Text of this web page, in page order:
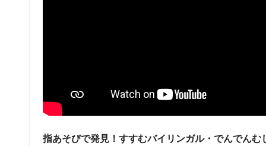
指あそびで発見！すすむバイリンガル・でんでんむ